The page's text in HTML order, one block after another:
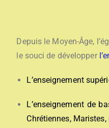
Depuis le Moyen-Âge,
le souci de développer
L’enseignement
L’enseignement de
Chrétiennes,